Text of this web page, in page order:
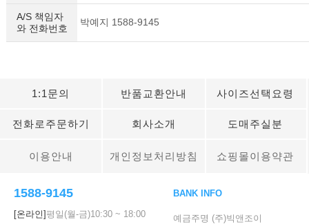
A/S 책임자
와 전화번호
박예지 1588-9145
1:1문의 반품교환안내 사이즈선택요령
전화로주문하기 회사소개 도매주실분
이용안내 개인정보처리방침 쇼핑몰이용약관
1588-9145
[온라인] 평일(월-금)10:30 ~ 18:00
BANK INFO
예금주명 (주)빅앤조이